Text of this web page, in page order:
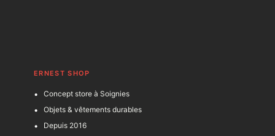
ERNEST SHOP
Concept store à Soignies
Objets & vêtements durables
Depuis 2016